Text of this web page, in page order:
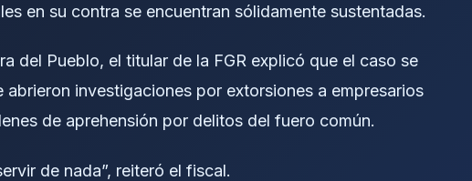
en su contra se encuentran sólidamente sustentadas.
del Pueblo, el titular de la FGR explicó que el caso se
investigaciones por extorsiones a empresarios
de aprehensión por delitos del fuero común.
de nada”, reiteró el fiscal.